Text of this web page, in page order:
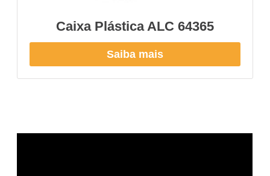
Caixa Plástica ALC 64365
Saiba mais